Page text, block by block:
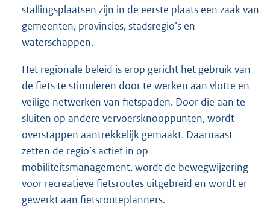
stallingsplaatsen zijn in de eerste plaats een zaak van
gemeenten, provincies, stadsregio’s en
waterschappen.
Het regionale beleid is erop gericht het gebruik van
de fiets te stimuleren door te werken aan vlotte en
veilige netwerken van fietspaden. Door die aan te
sluiten op andere vervoersknooppunten, wordt
overstappen aantrekkelijk gemaakt. Daarnaast
zetten de regio’s actief in op
mobiliteitsmanagement, wordt de bewegwijzering
voor recreatieve fietsroutes uitgebreid en wordt er
gewerkt aan fietsrouteplanners.